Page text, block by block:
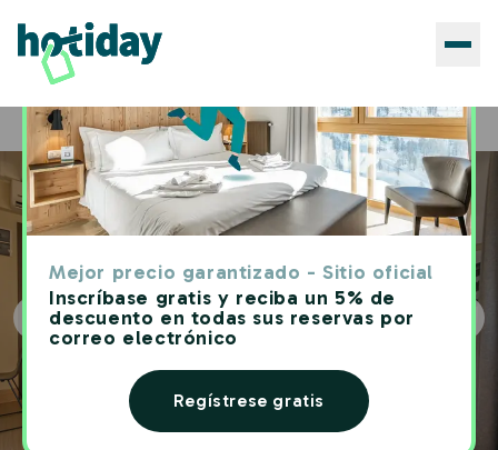
Mejor precio garantizado - Sitio oficial
Inscríbase gratis y reciba un 5% de
descuento en todas sus reservas por
correo electrónico
Regístrese gratis
Home Hoteles Hotiday Firenze Guidoni